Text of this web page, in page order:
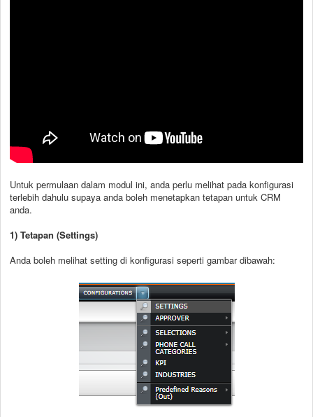
Untuk permulaan dalam modul ini, anda perlu melihat pada konfigurasi
terlebih dahulu supaya anda boleh menetapkan tetapan untuk CRM
anda.
1) Tetapan (Settings)
Anda boleh melihat setting di konfigurasi seperti gambar dibawah: